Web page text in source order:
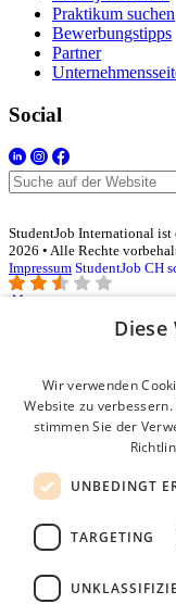
Praktikum suchen
Bewerbungstipps
Partner
Social
StudentJob International
2026 • Alle Rechte
Impressum StudentJob CH
Login für
E-Mail*
Passwort
Angemeldet bleiben
Passwort vergessen?
Kostenloses
Diese
Wir verwenden
Website zu
stimmen Sie der
UNBEDINGT
TARGETING